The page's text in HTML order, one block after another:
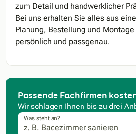
zum Detail und handwerklicher
Bei uns erhalten Sie alles aus
Planung, Bestellung und Montage
persönlich und passgenau.
Passende Fachfirmen
Wir schlagen Ihnen bis zu drei
Was steht an?